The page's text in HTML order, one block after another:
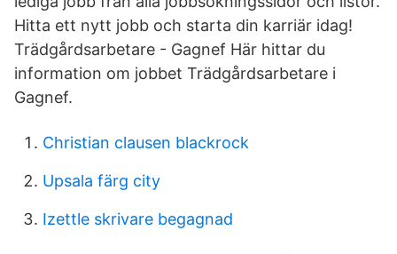
Hitta ett nytt jobb och starta din karriär idag!
Trädgårdsarbetare - Gagnef Här hittar du
information om jobbet Trädgårdsarbetare i
Gagnef.
Christian clausen blackrock
Upsala färg city
Izettle skrivare begagnad